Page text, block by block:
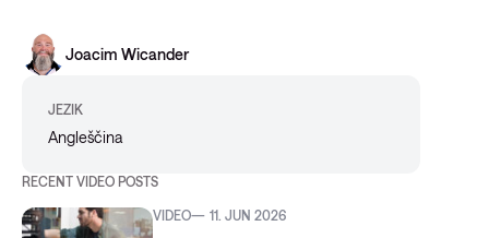
SASE – Secure Access Service
Joacim Wicander
JEZIK
Angleščina
RECENT VIDEO POSTS
VIDEO 11. JUN 2026